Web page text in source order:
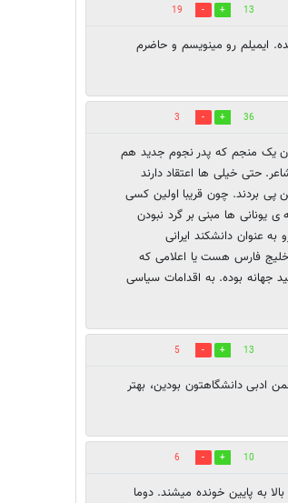
13
19
ایمیلم رو مینویسم و حاضرم
36
3
یک منجم که پدر نجوم جدید هم
حتی خیلی ها اعتقاد دارند
پی بردند. چون قریبا اولین کسی
یونانی ها مبنی بر گرد نبودن
عنوان دانشکند ایرانی
فارس هست یا اعلامی که
جهانه بوده. به اقدامات سیاسی
13
5
ادبی دانشگاهتون بودین، بهتر
10
6
به پایین خونده میشند. دوما